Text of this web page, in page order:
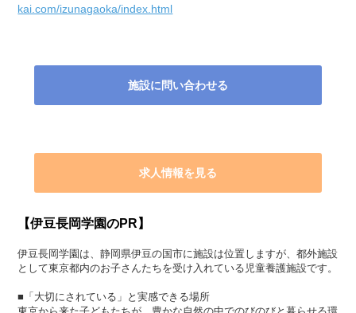
kai.com/izunagaoka/index.html
施設に問い合わせる
求人情報を見る
【伊豆長岡学園のPR】
伊豆長岡学園は、静岡県伊豆の国市に施設は位置しますが、都外施設
として東京都内のお子さんたちを受け入れている児童養護施設です。
■「大切にされている」と実感できる場所